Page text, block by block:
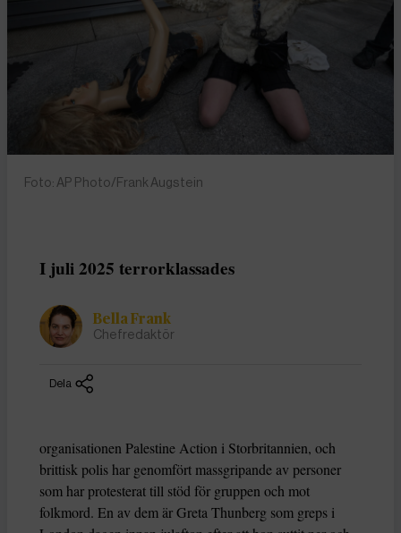
Foto: AP Photo/Frank Augstein
I juli 2025 terrorklassades
Bella Frank
Chefredaktör
Dela
organisationen Palestine Action i Storbritannien, och
brittisk polis har genomfört massgripande av personer
som har protesterat till stöd för gruppen och mot
folkmord. En av dem är Greta Thunberg som greps i